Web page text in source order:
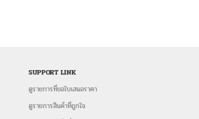
SUPPORT LINK
ดูรายการที่ขอใบเสนอราคา
ดูรายการสินค้าที่ถูกใจ